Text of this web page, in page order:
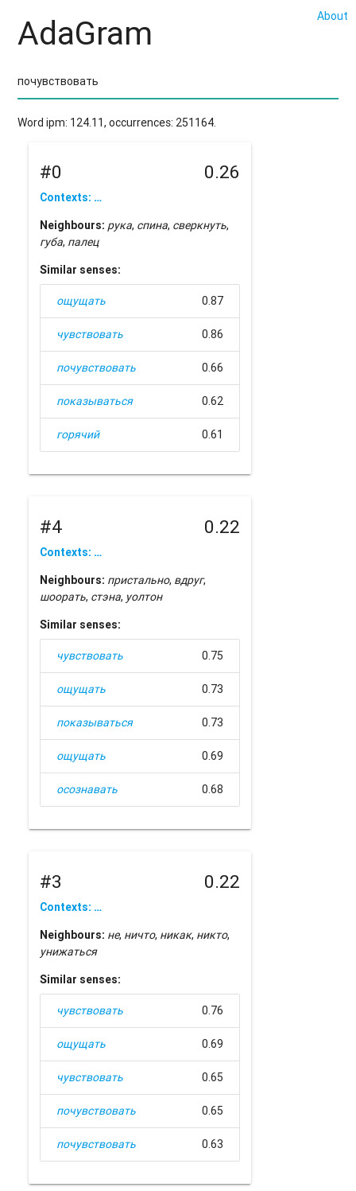
About
AdaGram
Word ipm: 124.11, occurrences: 251164.
#0 0.26
Contexts: …
Neighbours: рука, спина, сверкнуть,
губа, палец
Similar senses:
ощущать 0.87
чувствовать 0.86
почувствовать 0.66
показываться 0.62
горячий 0.61
#4 0.22
Contexts: …
Neighbours: пристально, вдруг,
шоорать, стэна, уолтон
Similar senses:
чувствовать 0.75
ощущать 0.73
показываться 0.73
ощущать 0.69
осознавать 0.68
#3 0.22
Contexts: …
Neighbours: не, ничто, никак, никто,
унижаться
Similar senses:
чувствовать 0.76
ощущать 0.69
чувствовать 0.65
почувствовать 0.65
почувствовать 0.63